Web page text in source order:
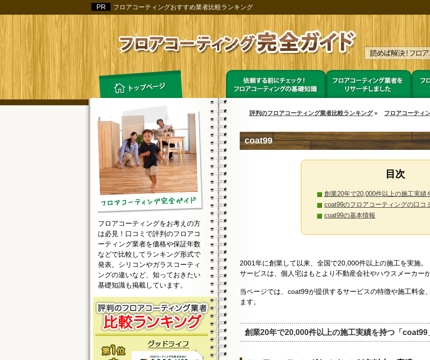
フロアコーティングおすすめ業者比較ランキング
評判のフロアコーティング業者比較ランキング» フロアコーティ
coat99
創業20年で20,000件以上の施工実績
coat99のフロアコーティングの口コ
coat99の基本情報
2001年に創業して以来、全国で20,000件以上の施工を実施
サービスは、個人宅はもとより不動産会社やハウスメーカー
当ページでは、coat99が提供するサービスの特徴や施工料金
ます。
創業20年で20,000件以上の施工実績を持つ「coat99
フロアコーティングをお考えの方
は必見！口コミで評判のフロアコ
ーティング業者を価格や保証年数
などで比較してランキング形式で
発表。シリコンやガラスコーティ
ングの違いなど、知っておきたい
基礎知識も掲載しています。